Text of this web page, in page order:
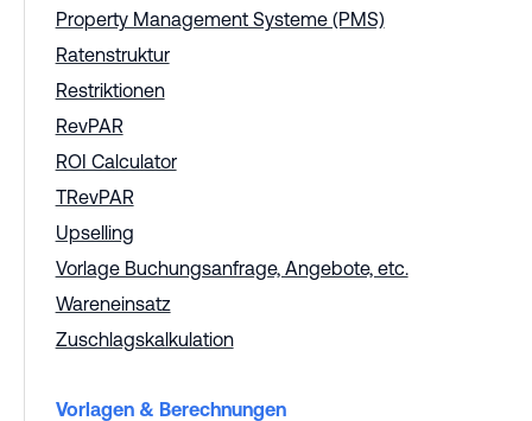
Property Management Systeme (PMS)
Ratenstruktur
Restriktionen
RevPAR
ROI Calculator
TRevPAR
Upselling
Vorlage Buchungsanfrage, Angebote, etc.
Wareneinsatz
Zuschlagskalkulation
Vorlagen & Berechnungen